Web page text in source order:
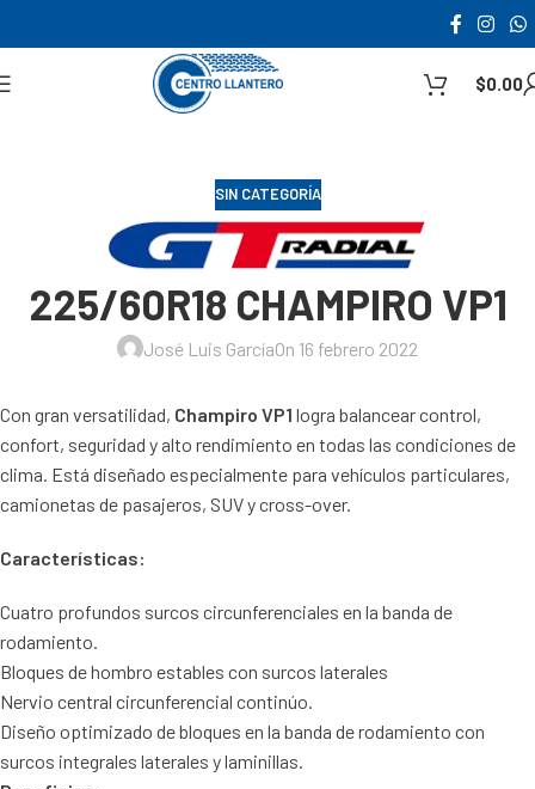
$0.00
SIN CATEGORÍA
225/60R18 CHAMPIRO VP1
José Luis GarcíaOn 16 febrero 2022
Con gran versatilidad, Champiro VP1 logra balancear control,
confort, seguridad y alto rendimiento en todas las condiciones de
clima. Está diseñado especialmente para vehículos particulares,
camionetas de pasajeros, SUV y cross-over.
Características:
Cuatro profundos surcos circunferenciales en la banda de
rodamiento.
Bloques de hombro estables con surcos laterales
Nervio central circunferencial continúo.
Diseño optimizado de bloques en la banda de rodamiento con
surcos integrales laterales y laminillas.